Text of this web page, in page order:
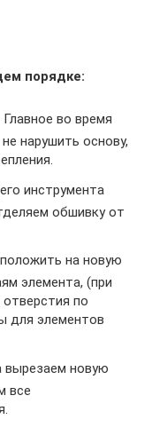
порядке:
во время
нарушить основу,
инструмента
обшивку от
на новую
элемента, (при
по
для элементов
новую
все